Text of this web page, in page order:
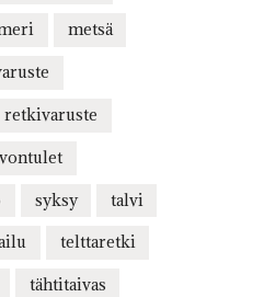
metsä
retkivaruste
syksy talvi
telttaretki
tähtitaivas